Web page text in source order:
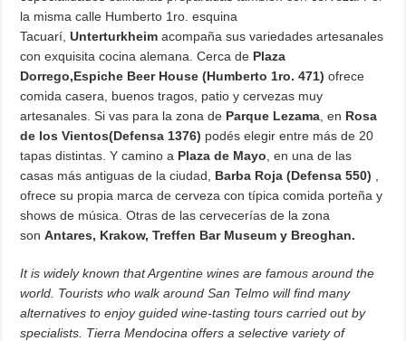
la misma calle Humberto 1ro. esquina
Tacuarí,Unterturkheim acompaña sus variedades artesanales
con exquisita cocina alemana. Cerca de Plaza
Dorrego,Espiche Beer House (Humberto 1ro. 471) ofrece
comida casera, buenos tragos, patio y cervezas muy
artesanales. Si vas para la zona de Parque Lezama , en Rosa
de los Vientos(Defensa 1376) podés elegir entre más de 20
tapas distintas. Y camino a Plaza de Mayo , en una de las
casas más antiguas de la ciudad, Barba Roja (Defensa 550)
ofrece su propia marca de cerveza con típica comida porteña y
shows de música. Otras de las cervecerías de la zona
sonAntares, Krakow, Treffen Bar Museum y Breoghan.
It is widely known that Argentine wines are famous around the
world. Tourists who walk around San Telmo will find many
alternatives to enjoy guided wine-tasting tours carried out by
specialists. Tierra Mendocina offers a selective variety of